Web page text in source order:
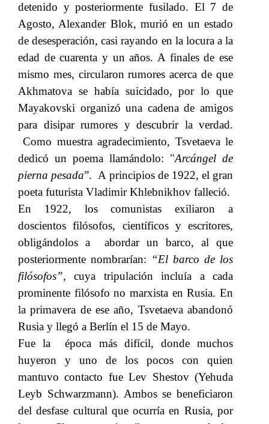
detenido y posteriormente fusilado. El 7 de
Agosto, Alexander Blok, murió en un estado
de desesperación, casi rayando en la locura a la
edad de cuarenta y un años. A finales de ese
mismo mes, circularon rumores acerca de que
Akhmatova se había suicidado, por lo que
Mayakovski organizó una cadena de amigos
para disipar rumores y descubrir la verdad.
Como muestra agradecimiento, Tsvetaeva le
dedicó un poema llamándolo: "Arcángel de
pierna pesada”. A principios de 1922, el gran
poeta futurista Vladimir Khlebnikhov falleció.
En 1922, los comunistas exiliaron a
doscientos filósofos, científicos y escritores,
obligándolos a abordar un barco, al que
posteriormente nombrarían:​​ “El barco de los
filósofos”, ​​ cuya tripulación incluía a cada
prominente filósofo​​no marxista en Rusia. En
la primavera de ese año, Tsvetaeva abandonó
Rusia y llegó a Berlín el 15 de Mayo.
Fue la época más difícil, donde muchos
huyeron y uno de los pocos con quien
mantuvo contacto fue Lev Shestov (Yehuda
Leyb Schwarzmann). Ambos se beneficiaron
del desfase cultural que ocurría en Rusia, por